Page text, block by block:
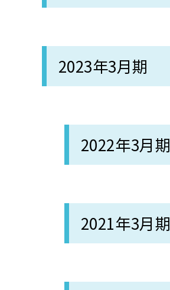
2023年3月期
2022年3月期
2021年3月期